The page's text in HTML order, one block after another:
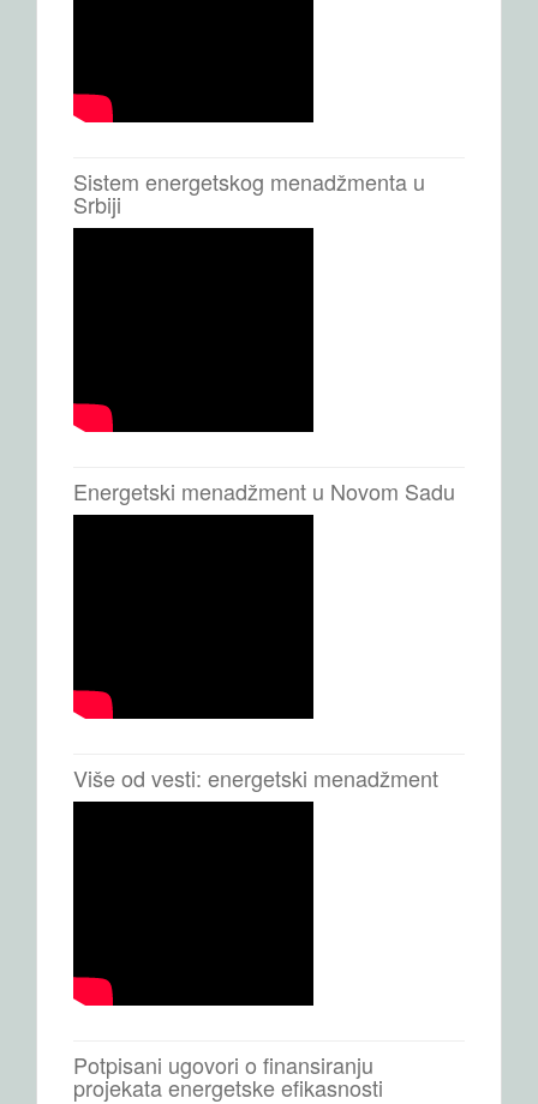
Sistem energetskog menadžmenta u
Srbiji
Energetski menadžment u Novom Sadu
Više od vesti: energetski menadžment
Potpisani ugovori o finansiranju
projekata energetske efikasnosti